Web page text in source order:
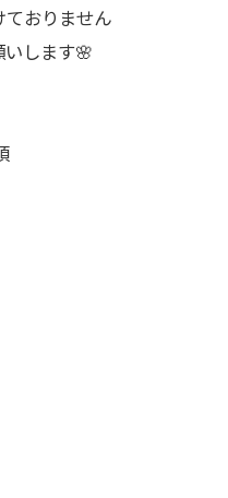
おりません
します🌸